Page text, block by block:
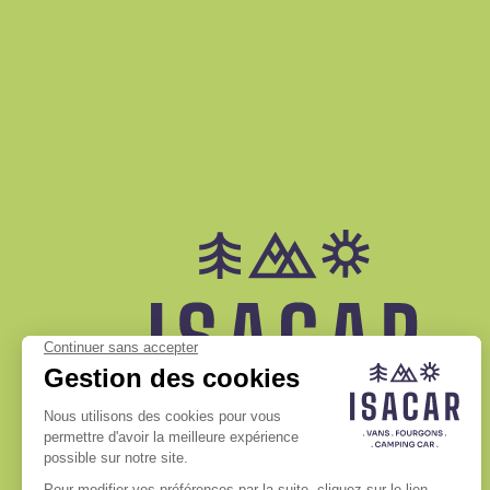
Facebook - nouvelle fenêtre
Instagram - nouvelle fenêtre
Linkedin - nouvelle
Youtube -